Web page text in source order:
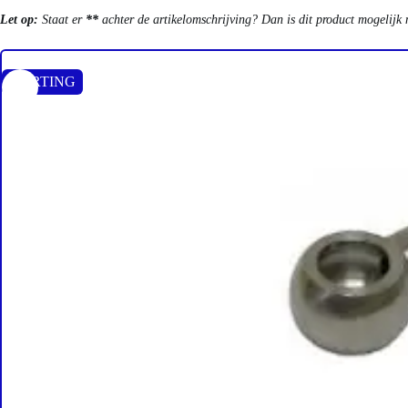
Let op: Staat er ** achter de artikelomschrijving? Dan is dit product
KORTING